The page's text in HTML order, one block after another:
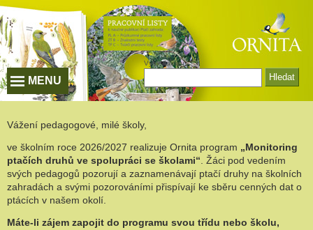
Vyhledávání
MENU
Vážení pedagogové, milé školy,
ve školním roce 2026/2027 realizuje Ornita program „Monitoring
ptačích druhů ve spolupráci se školami“ . Žáci pod vedením
svých pedagogů pozorují a zaznamenávají ptačí druhy na školních
zahradách a svými pozorováními přispívají ke sběru cenných dat o
ptácích v našem okolí.
Máte-li zájem zapojit do programu svou třídu nebo školu,